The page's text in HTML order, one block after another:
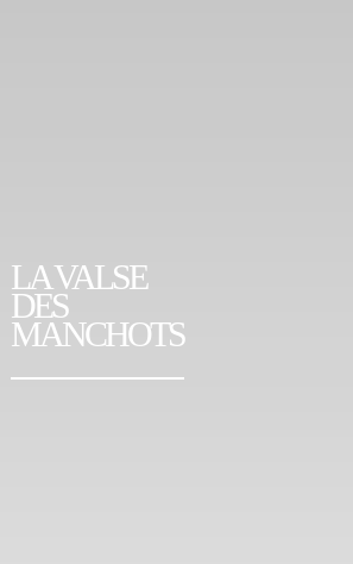
LA VALSE
DES
MANCHOTS